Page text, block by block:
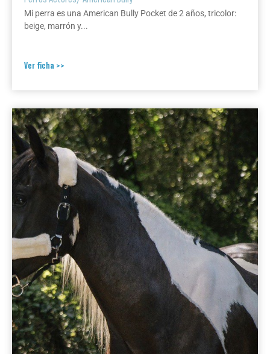
Mi perra es una American Bully Pocket de 2 años, tricolor:
beige, marrón y...
Ver ficha >>